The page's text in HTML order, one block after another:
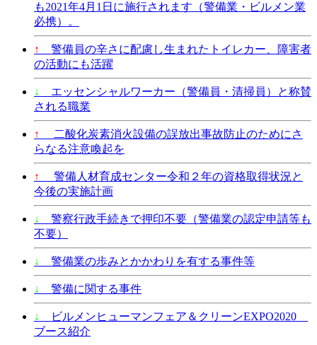
も2021年4月1日に施行されます（警備業・ビルメン業
必携）。
↑
警備員の辛さに配慮し生まれたトイレカー、障害者
の活動にも活躍
↓
エッセンシャルワーカー（警備員・清掃員）と称賛
される職業
↑
二酸化炭素消火設備の誤放出事故防止のためにさ
らなる注意喚起を
↑
警備人材育成センター令和２年の資格取得状況と
今後の実施計画
↓
警察行政手続きで押印不要（警備業の認定申請等も
不要）
↓ 警備業の歩みとかかわりを有する事件等
↓ 警備に関する事件
↓
ビルメンヒューマンフェア＆クリーンEXPO2020
ブース紹介